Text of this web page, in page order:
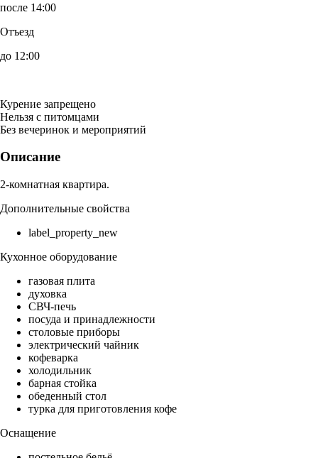
после 14:00
Отъезд
до 12:00
Курение запрещено
Нельзя с питомцами
Без вечеринок и мероприятий
Описание
2-комнатная квартира.
Дополнительные свойства
label_property_new
Кухонное оборудование
газовая плита
духовка
СВЧ-печь
посуда и принадлежности
столовые приборы
электрический чайник
кофеварка
холодильник
барная стойка
обеденный стол
турка для приготовления кофе
Оснащение